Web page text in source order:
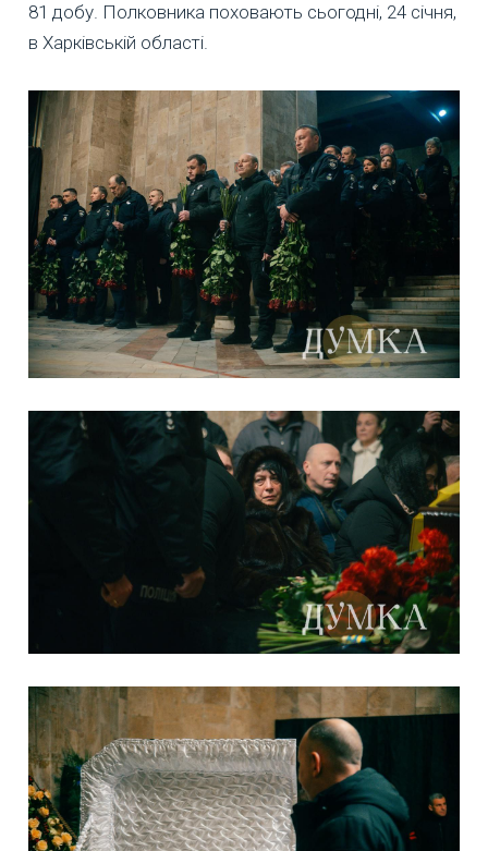
81 добу. Полковника поховають сьогодні, 24 січня,
в Харківській області.